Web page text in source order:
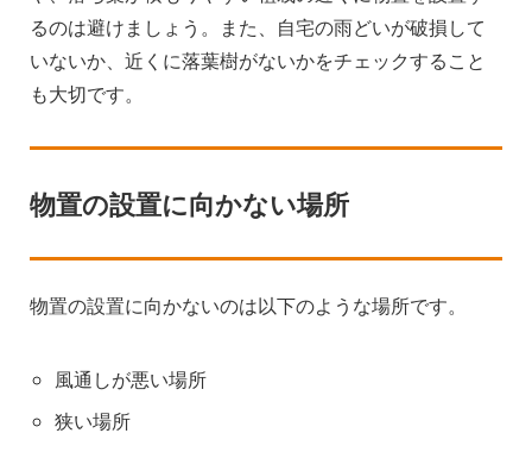
るのは避けましょう。また、自宅の雨どいが破損して
いないか、近くに落葉樹がないかをチェックすること
も大切です。
物置の設置に向かない場所
物置の設置に向かないのは以下のような場所です。
風通しが悪い場所
狭い場所